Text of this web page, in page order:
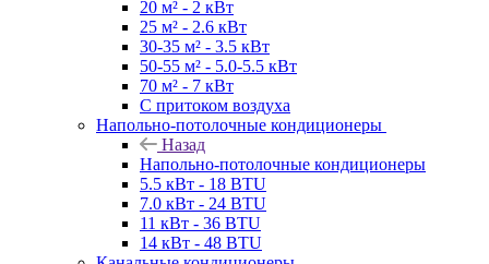
20 м² - 2 кВт
25 м² - 2.6 кВт
30-35 м² - 3.5 кВт
50-55 м² - 5.0-5.5 кВт
70 м² - 7 кВт
С притоком воздуха
Напольно-потолочные кондиционеры
Назад
Напольно-потолочные кондиционеры
5.5 кВт - 18 BTU
7.0 кВт - 24 BTU
11 кВт - 36 BTU
14 кВт - 48 BTU